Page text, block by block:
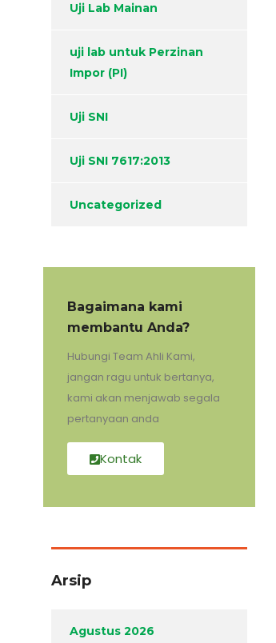
Uji Lab Mainan
uji lab untuk Perzinan
Impor (PI)
Uji SNI
Uji SNI 7617:2013
Uncategorized
Bagaimana kami
membantu Anda?
Hubungi Team Ahli Kami,
jangan ragu untuk bertanya,
kami akan menjawab segala
pertanyaan anda
Kontak
Arsip
Agustus 2026